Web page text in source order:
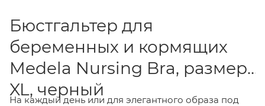
Бюстгальтер для
беременных и кормящих
Medela Nursing Bra, размер
XL, черный
На каждый день или для элегантного образа под